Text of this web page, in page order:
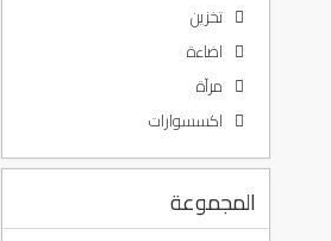
تخزين
اضاءة
مرآة
اكسسوارات
المجموعة